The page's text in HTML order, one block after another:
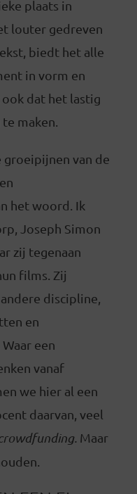
plaats in
louter gedreven
biedt het alle
in vorm en
dat het lastig
maken.
van de
het woord. Ik
Joseph Simon
zij tegenaan
films. Zij
discipline,
en
een
vanaf
we hier al een
daarvan, veel
Maar